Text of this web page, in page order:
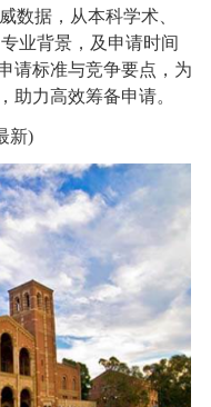
数据，从本科学术、
业背景，及申请时间
请标准与竞争要点，为
助力高效筹备申请。
新)